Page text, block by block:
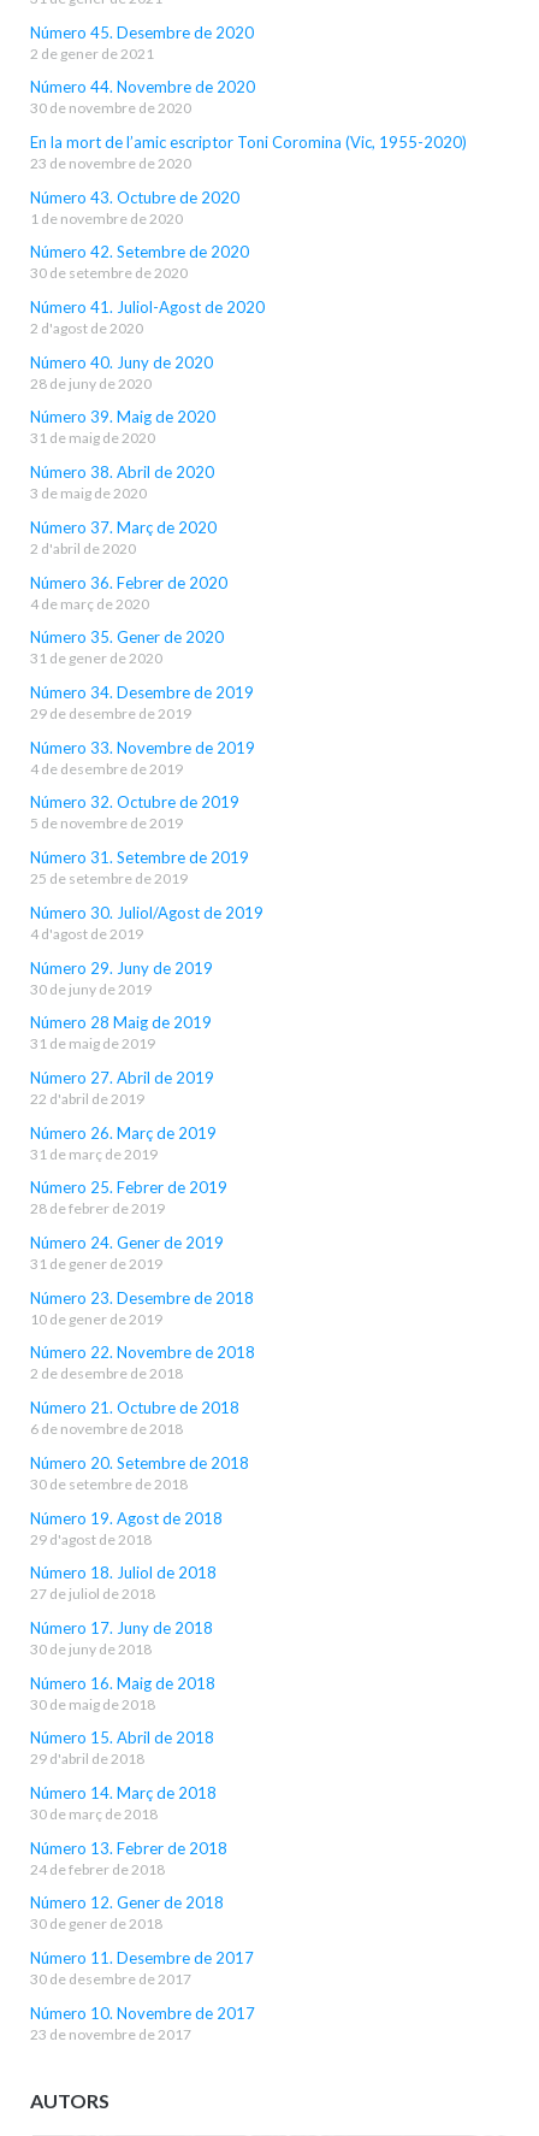
Número 45. Desembre de 2020
2 de gener de 2021
Número 44. Novembre de 2020
30 de novembre de 2020
En la mort de l’amic escriptor Toni Coromina (Vic, 1955-2020)
23 de novembre de 2020
Número 43. Octubre de 2020
1 de novembre de 2020
Número 42. Setembre de 2020
30 de setembre de 2020
Número 41. Juliol-Agost de 2020
2 d'agost de 2020
Número 40. Juny de 2020
28 de juny de 2020
Número 39. Maig de 2020
31 de maig de 2020
Número 38. Abril de 2020
3 de maig de 2020
Número 37. Març de 2020
2 d'abril de 2020
Número 36. Febrer de 2020
4 de març de 2020
Número 35. Gener de 2020
31 de gener de 2020
Número 34. Desembre de 2019
29 de desembre de 2019
Número 33. Novembre de 2019
4 de desembre de 2019
Número 32. Octubre de 2019
5 de novembre de 2019
Número 31. Setembre de 2019
25 de setembre de 2019
Número 30. Juliol/Agost de 2019
4 d'agost de 2019
Número 29. Juny de 2019
30 de juny de 2019
Número 28 Maig de 2019
31 de maig de 2019
Número 27. Abril de 2019
22 d'abril de 2019
Número 26. Març de 2019
31 de març de 2019
Número 25. Febrer de 2019
28 de febrer de 2019
Número 24. Gener de 2019
31 de gener de 2019
Número 23. Desembre de 2018
10 de gener de 2019
Número 22. Novembre de 2018
2 de desembre de 2018
Número 21. Octubre de 2018
6 de novembre de 2018
Número 20. Setembre de 2018
30 de setembre de 2018
Número 19. Agost de 2018
29 d'agost de 2018
Número 18. Juliol de 2018
27 de juliol de 2018
Número 17. Juny de 2018
30 de juny de 2018
Número 16. Maig de 2018
30 de maig de 2018
Número 15. Abril de 2018
29 d'abril de 2018
Número 14. Març de 2018
30 de març de 2018
Número 13. Febrer de 2018
24 de febrer de 2018
Número 12. Gener de 2018
30 de gener de 2018
Número 11. Desembre de 2017
30 de desembre de 2017
Número 10. Novembre de 2017
23 de novembre de 2017
AUTORS